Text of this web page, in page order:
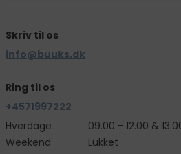
Skriv til os
info@buuks.dk
Ring til os
+4571997222
Hverdage
09.00 - 12.00 &
Weekend
Lukket